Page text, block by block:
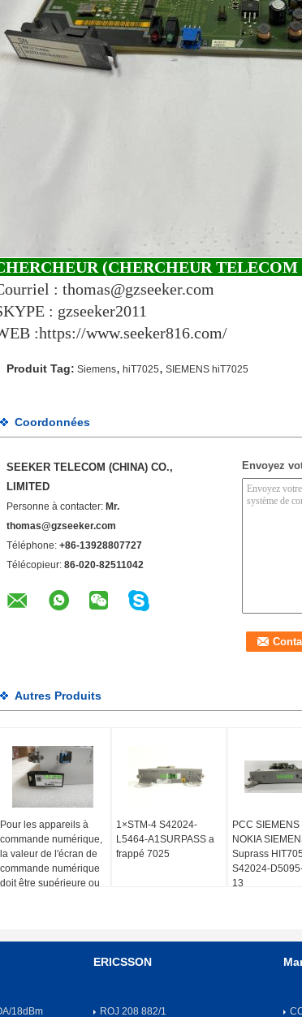
(CHERCHEUR
: thomas@gzseeker.com
: gzseeker2011
:https://www.seeker816.com/
Produit Tag: Siemens, hiT7025, SIEMENS hiT7025
Coordonnées
SEEKER TELECOM (CHINA) CO.,
LIMITED
Personne à contacter: Mr.
thomas@gzseeker.com
Téléphone: +86-13928807727
Télécopieur: 86-020-82511042
Envoyez
Autres Produits
Pour les appareils à
commande numérique,
la valeur de l'écran de
commande numérique
doit être supérieure ou
1×STM-4 S42024-
L5464-A1SURPASS a
frappé 7025
PCC SIEMENS
NOKIA
Suprass
S42024-
13
18dBm
ERICSSON
ROJ 208 882/1